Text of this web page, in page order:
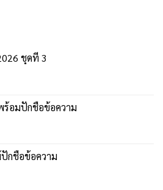
ชุดที่ 3
อมปักชื่อข้อความ
กชื่อข้อความ